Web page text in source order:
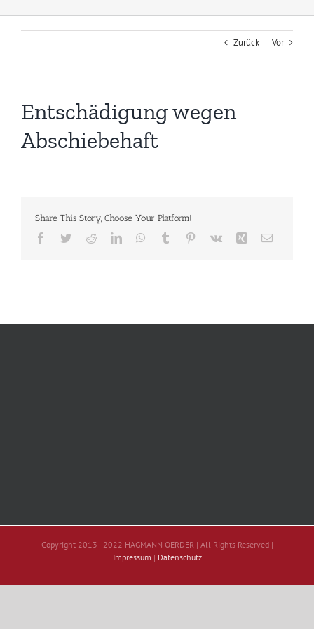
Zurück Vor
Entschädigung wegen
Abschiebehaft
Share This Story, Choose Your Platform!
Facebook
TwitterRedditLinkedInWhatsApp
Tumblr Pinterest
Vk Xing E-
Copyright 2013 - 2022 HAGMANN OERDER | All Rights Reserved |
Impressum | Datenschutz